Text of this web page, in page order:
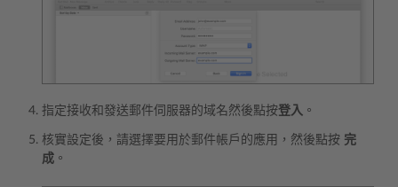
指定接收和發送郵件伺服器的域名然後點按登入 。
核實設定後，請選擇要用於郵件帳戶的應用，然後點按 完
成 。